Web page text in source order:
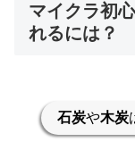
マイクラ初
れるには？
石炭や木炭